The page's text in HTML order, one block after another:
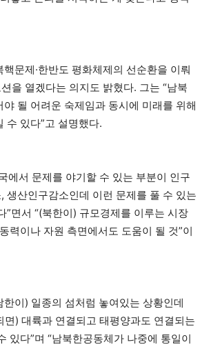
핵문제·한반도 평화체제의 선순환을 이뤄
을 열겠다는 의지도 밝혔다. 그는 “남북
될 어려운 숙제임과 동시에 미래를 위해
수 있다”고 설명했다.
에서 문제를 야기할 수 있는 부분이 인구
생산인구감소인데 이런 문제를 풀 수 있는
”면서 “(북한이) 규모경제를 이루는 시장
력이나 자원 측면에서도 도움이 될 것”이
한이) 일종의 섬처럼 놓여있는 상황인데
면) 대륙과 연결되고 태평양과도 연결되는
있다”며 “남북한공동체가 나중에 통일이